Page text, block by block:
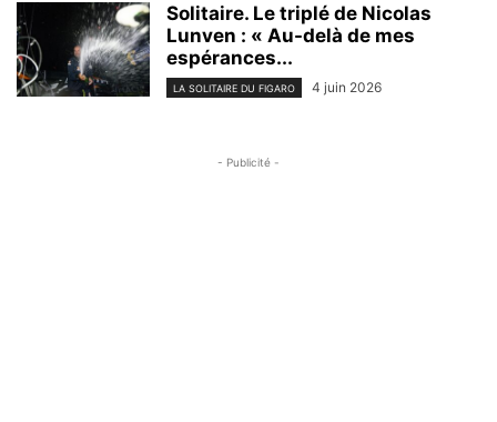
Solitaire. Le triplé de Nicolas
Lunven : « Au-delà de mes
espérances...
LA SOLITAIRE DU FIGARO 4 juin 2026
- Publicité -